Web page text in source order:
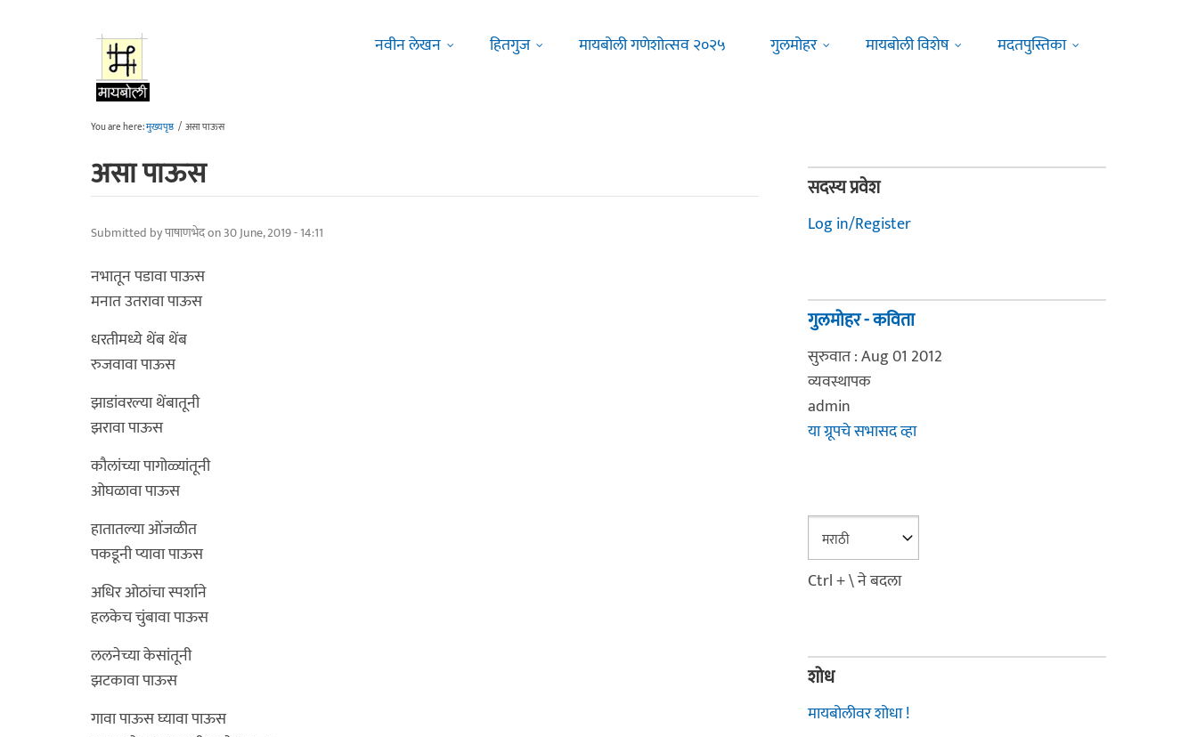
नवीन लेखन
हितगुज मायबोली गणेशोत्सव २०२५ गुलमोहर मायबोली विशेष मदतपुस्तिका
You are here:मुख्यपृष्ठ / असा पाऊस
असा पाऊस
Submitted byपाषाणभेदon 30 June, 2019 - 14:11
नभातून पडावा पाऊस
मनात उतरावा पाऊस
धरतीमध्ये थेंब थेंब
रुजवावा पाऊस
झाडांवरल्या थेंबातूनी
झरावा पाऊस
कौलांच्या पागोळ्यांतूनी
ओघळावा पाऊस
हातातल्या ओंजळीत
पकडूनी प्यावा पाऊस
अधिर ओठांचा स्पर्शाने
हलकेच चुंबावा पाऊस
ललनेच्या केसांतूनी
झटकावा पाऊस
गावा पाऊस घ्यावा पाऊस
सदस्य प्रवेश
Log in/Register
गुलमोहर - कविता
सुरुवात : Aug 01 2012
व्यवस्थापक
admin
या ग्रूपचे सभासद व्हा
Ctrl + \ ने बदला
शोध
मायबोलीवर शोधा !